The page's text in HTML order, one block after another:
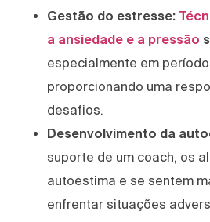
Gestão do estresse:
a ansiedade e a pressão
especialmente em
proporcionando uma
desafios.
Desenvolvimento da
suporte de um coach, os
autoestima e se sentem
enfrentar situações